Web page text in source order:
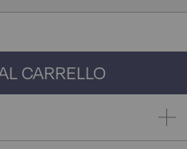
CARRELLO